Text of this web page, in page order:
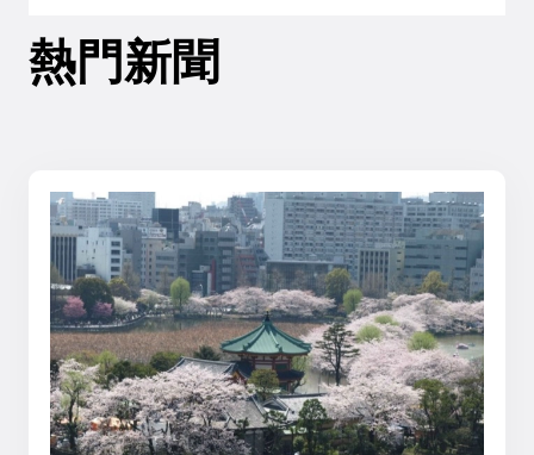
熱門新聞